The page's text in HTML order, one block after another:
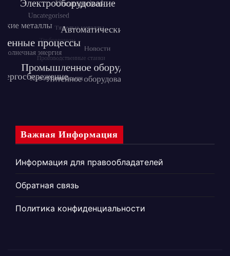
Важная Информация
Информация для правообладателей
Обратная связь
Политика конфиденциальности